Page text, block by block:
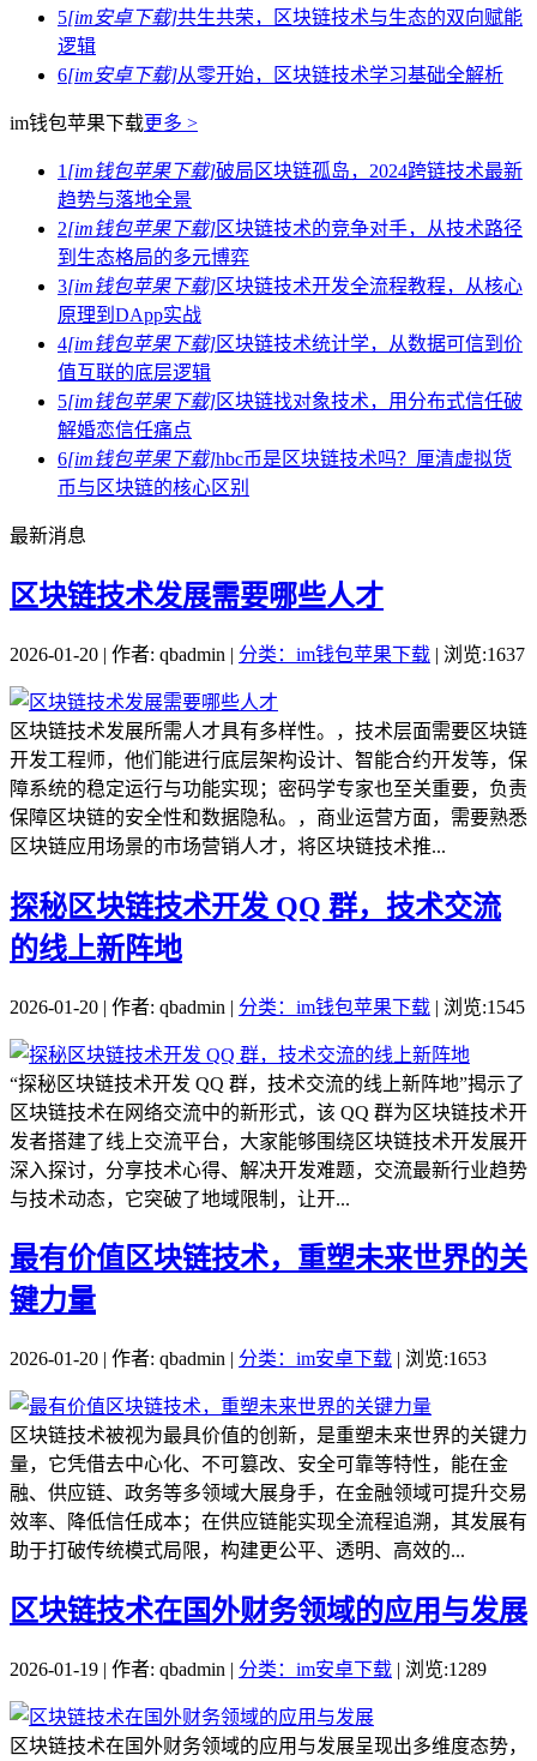
5[im安卓下载]共生共荣，区块链技术与生态的双向赋能
逻辑
6[im安卓下载]从零开始，区块链技术学习基础全解析
im钱包苹果下载更多 >
1 [im钱包苹果下载]破局区块链孤岛，2024跨链技术最新
趋势与落地全景
2[im钱包苹果下载]区块链技术的竞争对手，从技术路径
到生态格局的多元博弈
3[im钱包苹果下载]区块链技术开发全流程教程，从核心
原理到DApp实战
4[im钱包苹果下载]区块链技术统计学，从数据可信到价
值互联的底层逻辑
5[im钱包苹果下载]区块链找对象技术，用分布式信任破
解婚恋信任痛点
6[im钱包苹果下载]hbc币是区块链技术吗？厘清虚拟货
币与区块链的核心区别
最新消息
区块链技术发展需要哪些人才
2026-01-20 | 作者: qbadmin | 分类：im钱包苹果下载 | 浏览:1637
区块链技术发展所需人才具有多样性。，技术层面需要区块链
开发工程师，他们能进行底层架构设计、智能合约开发等，保
障系统的稳定运行与功能实现；密码学专家也至关重要，负责
保障区块链的安全性和数据隐私。，商业运营方面，需要熟悉
区块链应用场景的市场营销人才，将区块链技术推...
探秘区块链技术开发 QQ 群，技术交流
的线上新阵地
2026-01-20 | 作者: qbadmin | 分类：im钱包苹果下载 | 浏览:1545
“探秘区块链技术开发 QQ 群，技术交流的线上新阵地”揭示了
区块链技术在网络交流中的新形式，该 QQ 群为区块链技术开
发者搭建了线上交流平台，大家能够围绕区块链技术开发展开
深入探讨，分享技术心得、解决开发难题，交流最新行业趋势
与技术动态，它突破了地域限制，让开...
最有价值区块链技术，重塑未来世界的关
键力量
2026-01-20 | 作者: qbadmin | 分类：im安卓下载 | 浏览:1653
区块链技术被视为最具价值的创新，是重塑未来世界的关键力
量，它凭借去中心化、不可篡改、安全可靠等特性，能在金
融、供应链、政务等多领域大展身手，在金融领域可提升交易
效率、降低信任成本；在供应链能实现全流程追溯，其发展有
助于打破传统模式局限，构建更公平、透明、高效的...
区块链技术在国外财务领域的应用与发展
2026-01-19 | 作者: qbadmin | 分类：im安卓下载 | 浏览:1289
区块链技术在国外财务领域的应用与发展呈现出多维度态势，